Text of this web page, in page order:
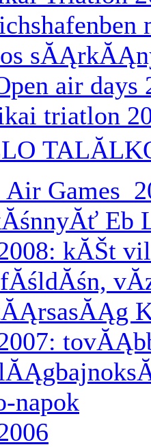
air days
triatlon
Games
Eb
kĂŠt
napok